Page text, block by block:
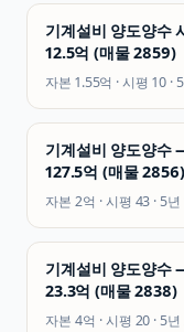
기계설비 양도양수
12.5억 (매물 2859)
자본 1.55억 · 시평10 ·
기계설비 양도양수
127.5억 (매물 2856)
자본 2억 · 시평 43 · 5년
기계설비 양도양수
23.3억 (매물 2838)
자본 4억 · 시평 20 · 5년